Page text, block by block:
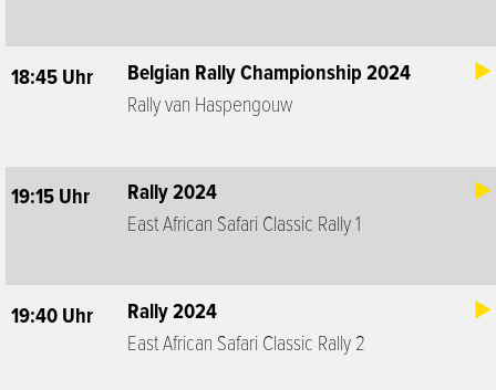
18:45 Uhr
Belgian Rally Championship 2024
Rally van Haspengouw
19:15 Uhr
Rally 2024
East African Safari Classic Rally 1
19:40 Uhr
Rally 2024
East African Safari Classic Rally 2